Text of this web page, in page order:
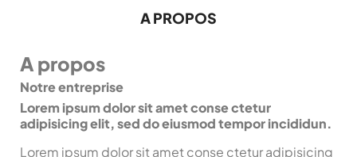
A PROPOS
A propos
Notre entreprise
Lorem ipsum dolor sit amet conse ctetur
adipisicing elit, sed do eiusmod tempor incididun.
Lorem ipsum dolor sit amet conse ctetur adipisicing